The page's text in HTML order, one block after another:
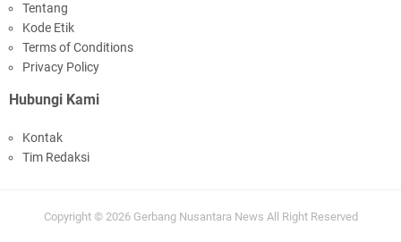
Tentang
Kode Etik
Terms of Conditions
Privacy Policy
Hubungi Kami
Kontak
Tim Redaksi
Copyright © 2026 Gerbang Nusantara News All Right Reserved